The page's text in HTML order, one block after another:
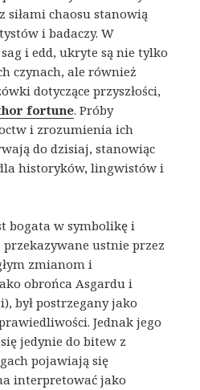
siłami chaosu stanowią
i badaczy. W
i edd, ukryte są nie tylko
czynach, ale również
dotyczące przyszłości,
fortune. Próby
i zrozumienia ich
do dzisiaj, stanowiąc
historyków, lingwistów i
bogata w symbolikę i
ustnie przez
zmianom i
obrońca Asgardu i
był postrzegany jako
Jednak jego
jedynie do bitew z
pojawiają się
interpretować jako